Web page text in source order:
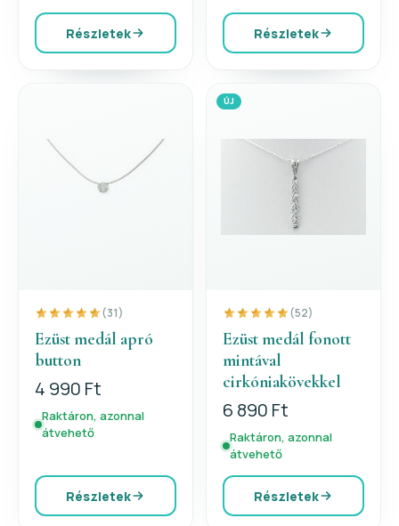
Részletek Részletek
(31)
Ezüst medál apró
button
4 990 Ft
Raktáron, azonnal
átvehető
Részletek
ÚJ
(52)
Ezüst medál fonott
mintával
cirkóniakövekkel
6 890 Ft
Raktáron, azonnal
átvehető
Részletek